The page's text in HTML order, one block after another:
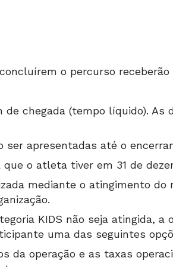
o percurso receberão
chegada (tempo líquido). As
apresentadas até o
o atleta tiver em 31 de
mediante o atingimento
KIDS não seja atingida, a
uma das seguintes
da operação e as taxas